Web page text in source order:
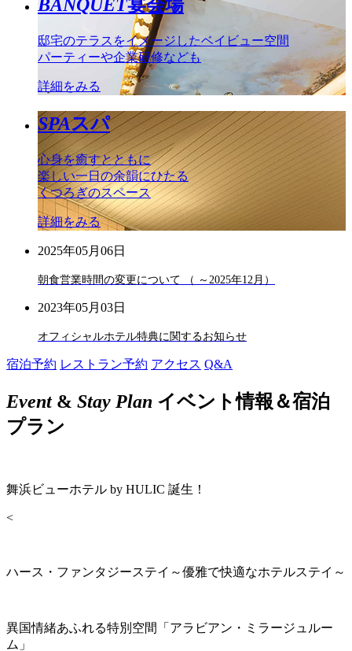
BANQUET宴会場
邸宅のテラスをイメージしたベイビュー空間
パーティーや企業研修なども
詳細をみる
SPAスパ
心身を癒すとともに
楽しい一日の余韻にひたる
くつろぎのスペース
詳細をみる
2025年05月06日
朝食営業時間の変更について （ ～2025年12月）
2023年05月03日
オフィシャルホテル特典に関するお知らせ
宿泊予約 レストラン予約 アクセス Q&A
Event& Stay Plan イベント情報＆宿泊
プラン
舞浜ビューホテル by HULIC 誕生！
<
ハース・ファンタジーステイ～優雅で快適なホテルステイ～
異国情緒あふれる特別空間「アラビアン・ミラージュルー
ム」